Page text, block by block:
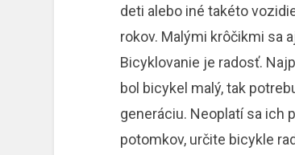
deti alebo iné takéto
rokov. Malými krôčikmi sa
Bicyklovanie je radosť.
bol bicykel malý, tak
generáciu. Neoplatí sa ich
potomkov, určite bicykle